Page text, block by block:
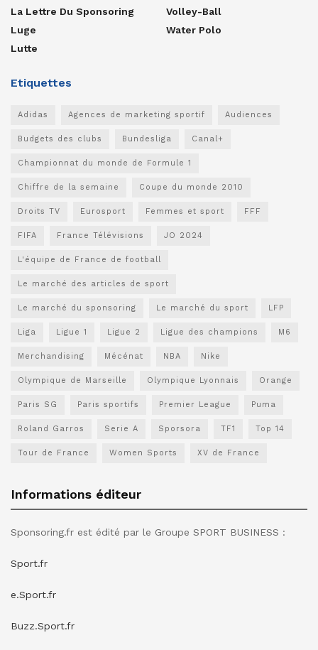
La Lettre Du Sponsoring
Luge
Lutte
Volley-Ball
Water Polo
Etiquettes
Adidas Agences de marketing sportif Audiences
Budgets des clubs Bundesliga Canal+
Championnat du monde de Formule 1
Chiffre de la semaine Coupe du monde 2010
Droits TV Eurosport Femmes et sport FFF
FIFA France Télévisions JO 2024
L'équipe de France de football
Le marché des articles de sport
Le marché du sponsoring Le marché du sport LFP
Liga Ligue 1 Ligue 2 Ligue des champions M6
Merchandising Mécénat NBA Nike
Olympique de Marseille Olympique Lyonnais Orange
Paris SG Paris sportifs Premier League Puma
Roland Garros Serie A Sporsora TF1 Top 14
Tour de France Women Sports XV de France
Informations éditeur
Sponsoring.fr est édité par le Groupe SPORT BUSINESS :
Sport.fr
e.Sport.fr
Buzz.Sport.fr